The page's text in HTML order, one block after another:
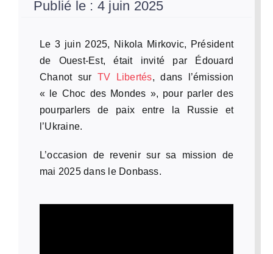
Publié le : 4 juin 2025
Le 3 juin 2025, Nikola Mirkovic, Président
de Ouest-Est, était invité par Édouard
Chanot sur TV Libertés, dans l’émission
« le Choc des Mondes », pour parler des
pourparlers de paix entre la Russie et
l’Ukraine.
L’occasion de revenir sur sa mission de
mai 2025 dans le Donbass.